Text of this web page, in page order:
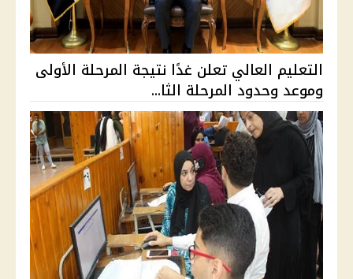
التعليم العالي تعلن غدًا نتيجة المرحلة الأولى
وموعد وحدود المرحلة الثا...